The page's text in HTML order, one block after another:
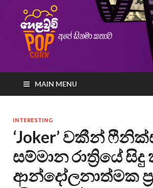
MAIN MENU
INTERESTING
‘Joker’ වකීන්
සම්මාන රාත්‍රියේ
ආන්දෝලනාත්මක